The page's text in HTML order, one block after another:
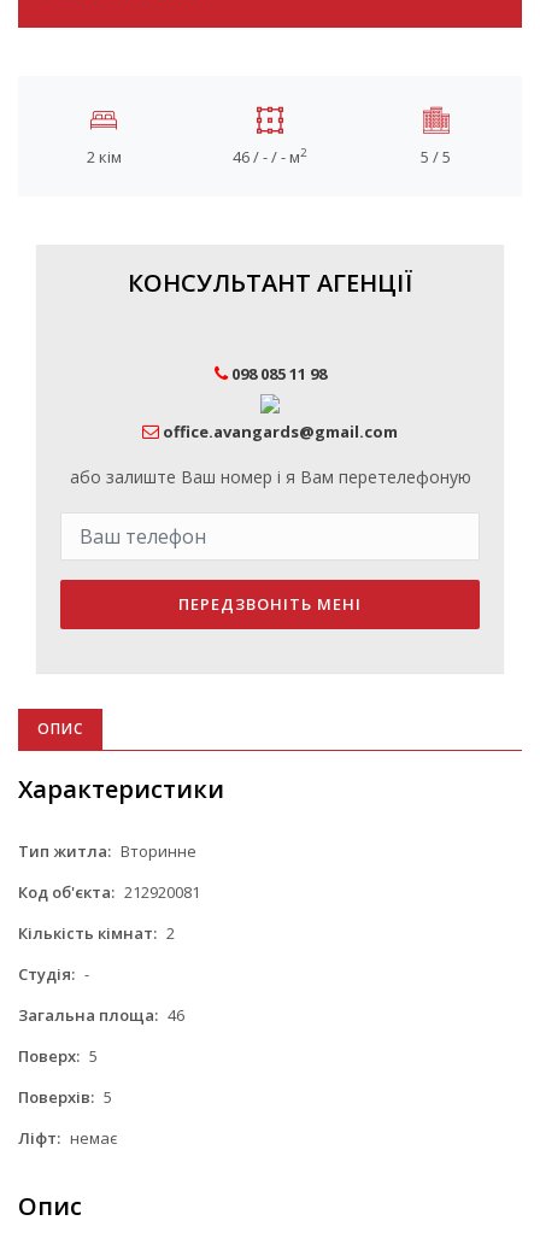
2 кім 46 / - / - м2 5 / 5
КОНСУЛЬТАНТ АГЕНЦІЇ
098 085 11 98
office.avangards@gmail.com
або залиште Ваш номер і я Вам перетелефоную
ПЕРЕДЗВОНІТЬ МЕНІ
ОПИС
Характеристики
Тип житла: Вторинне
Код об'єкта: 212920081
Кількість кімнат: 2
Студія: -
Загальна площа: 46
Поверх: 5
Поверхів: 5
Ліфт: немає
Опис